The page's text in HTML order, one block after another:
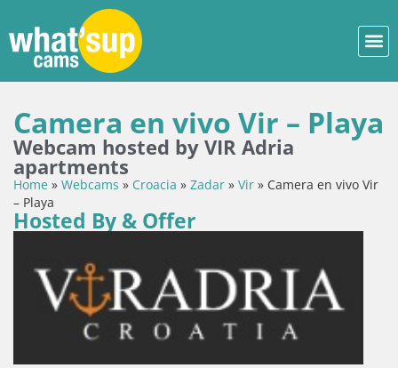
Camera en vivo Vir – Playa
Webcam hosted by VIR Adria
apartments
Home » Webcams » Croacia » Zadar » Vir » Camera en vivo Vir
– Playa
Hosted By & Offer